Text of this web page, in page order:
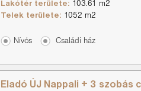
Lakótér területe: 103.61 m2
Telek területe: 1052 m2
Nívós Családi ház
Eladó ÚJ Nappali + 3 szobás